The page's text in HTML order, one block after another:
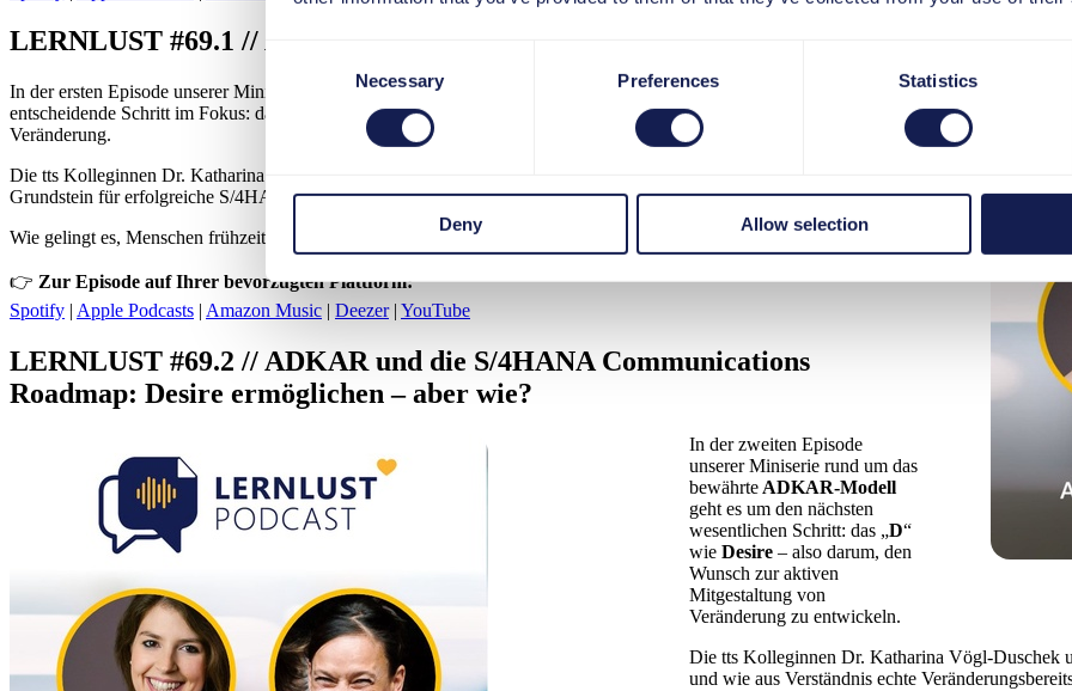
Consent
Necessary Preferences Statistics
Deny Allow selection
LERNLUST #69.1 // ADKAR und die S/4HANA Communications Roadmap:
In der ersten Episode unserer Miniserie rund um das bewährte
steht der erste und vielleicht
entscheidende Schritt im Fokus: das „A“ wie
Awareness
– also das Bewusstsein für die Notwendigkeit von
Veränderung.
Die tts Kolleginnen Dr. Katharina Vögl-Duschek und Claudia Schütze zeigen, warum genau diese Phase den
Grundstein für erfolgreiche S/4HANA- und große IT-Transformationsprojekte legt.
Wie gelingt es, Menschen frühzeitig mitzunehmen und echte Veränderungsbereitschaft zu erzeugen?
👉 Zur Episode auf Ihrer bevorzugten Plattform:
Spotify | Apple Podcasts | Amazon Music | Deezer| YouTube
LERNLUST #69.2 // ADKAR und die S/4HANA Communications
Roadmap: Desire ermöglichen – aber wie?
In der zweiten Episode
unserer Miniserie rund um das
bewährte ADKAR-Modell
geht es um den nächsten
wesentlichen Schritt: das „D“
wie Desire – also darum, den
Wunsch zur aktiven
Mitgestaltung von
Veränderung zu entwickeln.
Die tts Kolleginnen Dr. Katharina Vögl-Duschek
und wie aus Verständnis echte